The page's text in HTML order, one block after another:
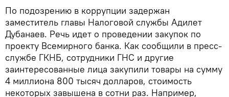
По подозрению в коррупции задержан
заместитель главы Налоговой службы Адилет
Дубанаев. Речь идет о проведении закупок по
проекту Всемирного банка. Как сообщили в пресс-
службе ГКНБ, сотрудники ГНС и другие
заинтересованные лица закупили товары на сумму
4 миллиона 800 тысяч долларов, стоимость
некоторых завышена в сотни раз. Например,